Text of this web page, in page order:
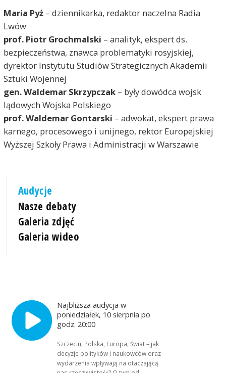
Maria Pyż– dziennikarka, redaktor naczelna Radia
Lwów
prof. Piotr Grochmalski – analityk, ekspert ds.
bezpieczeństwa, znawca problematyki rosyjskiej,
dyrektor Instytutu Studiów Strategicznych Akademii
Sztuki Wojennej
gen. Waldemar Skrzypczak– były dowódca wojsk
lądowych Wojska Polskiego
prof. Waldemar Gontarski – adwokat, ekspert prawa
karnego, procesowego i unijnego, rektor Europejskiej
Wyższej Szkoły Prawa i Administracji w Warszawie
Audycje
Nasze debaty
Galeria zdjęć
Galeria wideo
Najbliższa audycja w
poniedziałek, 10 sierpnia po
godz. 20:00
Szczecin, Polska, Europa, Świat – jak
decyzje polityków i naukowców oraz
wydarzenia wpływają na otaczającą